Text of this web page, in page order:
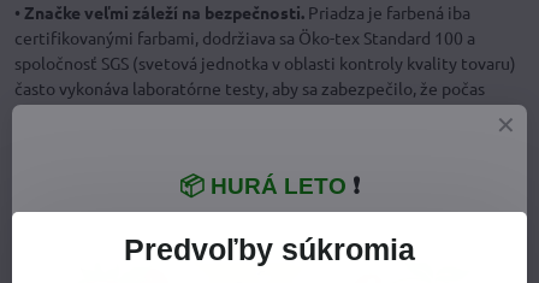
• Značke veľmi záleží na bezpečnosti. Priadza je farbená iba
certifikovanými farbami, dodržiava sa Öko-tex Standard 100 a
spoločnosť SGS (svetová jednotka v oblasti kontroly kvality tovaru)
často vykonáva laboratórne testy, aby sa zabezpečilo, že počas
výrobného procesu neboli pridané žiadne škodlivé farbivá.
pružnosť je zabezpečená samotným úpletom, ktorý
pruží celkom slušne(detské telíčko krásne obopne a prispôsobí
A o to pri merino vlne ide, pretože potrebujeme dostať
oblečenie na telo, aby zabezpečovalo kvalitnú termoreguláciu).
Predvoľby súkromia
📦 HURÁ LETO ❗